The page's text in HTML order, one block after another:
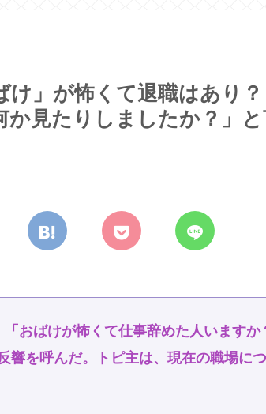
け」が怖くて退職はあり
か見たりしましたか？」
おばけが怖くて仕事辞めた人いますか
響を呼んだ。トピ主は、現在の職場に